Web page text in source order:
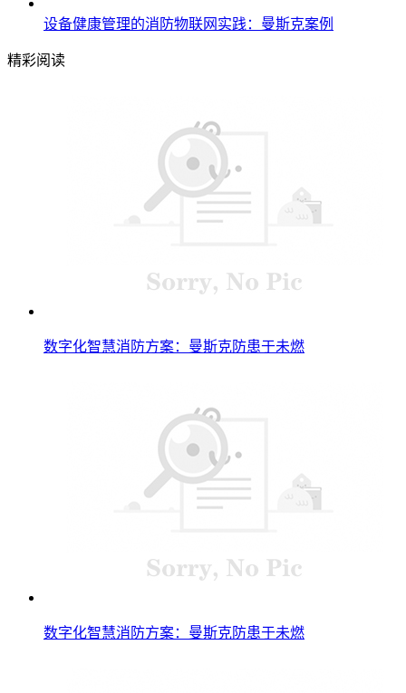
设备健康管理的消防物联网实践：曼斯克案例
精彩阅读
数字化智慧消防方案：曼斯克防患于未燃
数字化智慧消防方案：曼斯克防患于未燃